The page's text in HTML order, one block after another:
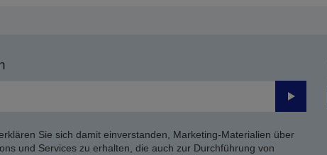
Senden
Sie sich damit einverstanden, Marketing-Materialien über
und Services zu erhalten, die auch zur Durchführung von